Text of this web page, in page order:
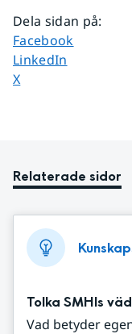
Dela sidan på:
Dela sidan på
Facebook
Dela sidan på
LinkedIn
Dela sidan på
X
Relaterade sidor
Tolka SMHIs
Vad betyder